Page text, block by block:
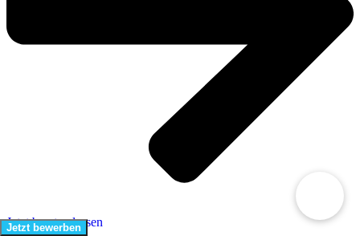
Jetzt bewerben
Jetzt beraten lassen